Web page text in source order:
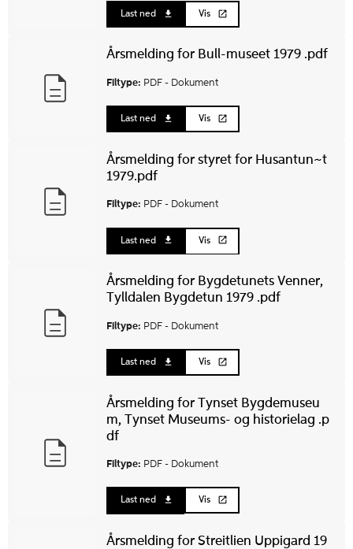
Last ned Vis
Årsmelding for Bull-museet 1979 .pdf
Filtype: PDF - Dokument
Last ned Vis
Årsmelding for styret for Husantun~t
1979.pdf
Filtype: PDF - Dokument
Last ned Vis
Årsmelding for Bygdetunets Venner,
Tylldalen Bygdetun 1979 .pdf
Filtype: PDF - Dokument
Last ned Vis
Årsmelding for Tynset Bygdemuseu
m, Tynset Museums- og historielag .p
df
Filtype: PDF - Dokument
Last ned Vis
Årsmelding for Streitlien Uppigard 19